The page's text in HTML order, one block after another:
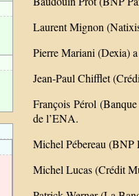
Laurent Mignon
Pierre Mariani (Dexia)
Jean-Paul Chifflet
François Pérol
de l’ENA.
Michel Pébereau (BNP
Michel Lucas (Crédit